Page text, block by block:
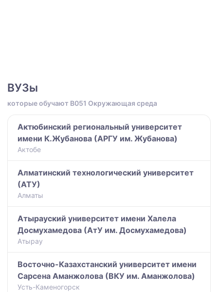
ВУЗы
которые обучают B051 Окружающая среда
Актюбинский региональный университет
имени К.Жубанова (АРГУ им. Жубанова)
Актобе
Алматинский технологический университет
(АТУ)
Алматы
Атырауский университет имени Халела
Досмухамедова (АтУ им. Досмухамедова)
Атырау
Восточно-Казахстанский университет имени
Сарсена Аманжолова (ВКУ им. Аманжолова)
Усть-Каменогорск